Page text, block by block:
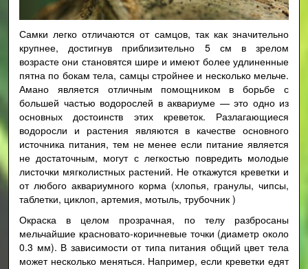
Самки легко отличаются от самцов, так как значительно
крупнее, достигнув приблизительно 5 см в зрелом
возрасте они становятся шире и имеют более удлиненные
пятна по бокам тела, самцы стройнее и несколько мельче.
Амано является отличным помощником в борьбе с
большей частью водорослей в аквариуме — это одно из
основных достоинств этих креветок. Разлагающиеся
водоросли и растения являются в качестве основного
источника питания, тем не менее если питание является
не достаточным, могут с легкостью повредить молодые
листочки мягколистных растений. Не откажутся креветки и
от любого аквариумного корма (хлопья, гранулы, чипсы,
таблетки, циклоп, артемия, мотыль, трубочник )
Окраска в целом прозрачная, по телу разбросаны
мельчайшие красновато-коричневые точки (диаметр около
0.3 мм). В зависимости от типа питания общий цвет тела
может несколько меняться. Например, если креветки едят